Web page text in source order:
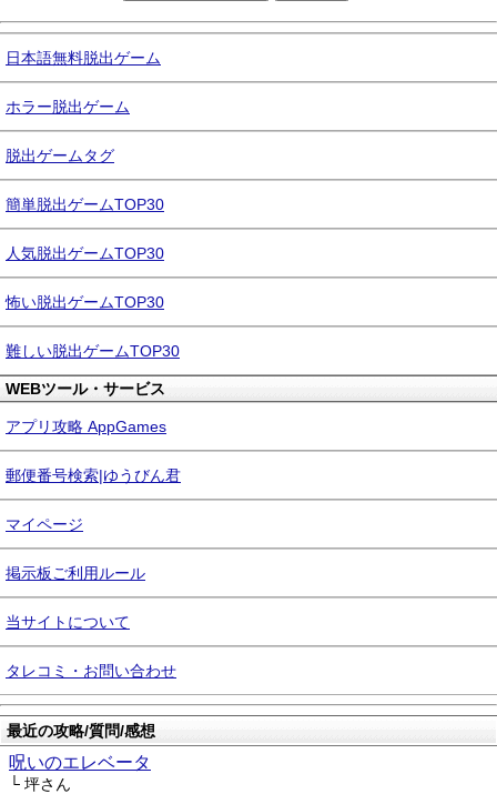
日本語無料脱出ゲーム
ホラー脱出ゲーム
脱出ゲームタグ
簡単脱出ゲームTOP30
人気脱出ゲームTOP30
怖い脱出ゲームTOP30
難しい脱出ゲームTOP30
WEBツール・サービス
アプリ攻略 AppGames
郵便番号検索|ゆうびん君
マイページ
掲示板ご利用ルール
当サイトについて
タレコミ・お問い合わせ
最近の攻略/質問/感想
呪いのエレベータ
└ 坪さん